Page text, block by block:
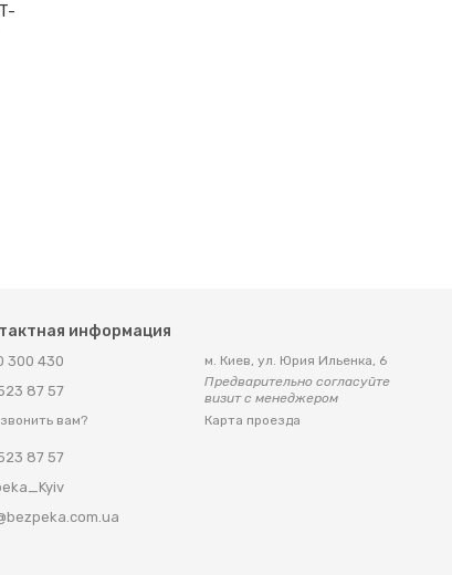
информация
300 430
87 57
вам?
87 57
м. Киев, ул. Юрия Ильенка, 6
Предварительно согласуйте
визит с менеджером
Карта проезда